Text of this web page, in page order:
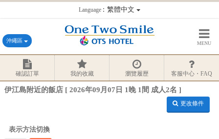
Language：繁體中文
沖繩區 MENU
確認訂單 我的收藏 瀏覽履歷 客服中心・FAQ
伊江島附近的飯店 [ 2026年09月07日 1晚 1間 成人2名 ]
更改條件
表示方法切換